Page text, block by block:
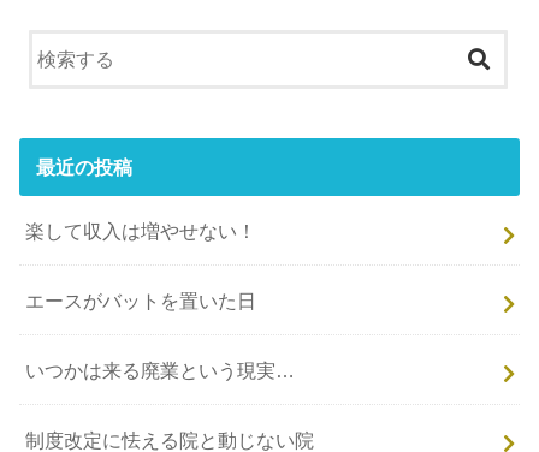
最近の投稿
楽して収入は増やせない！
エースがバットを置いた日
いつかは来る廃業という現実…
制度改定に怯える院と動じない院